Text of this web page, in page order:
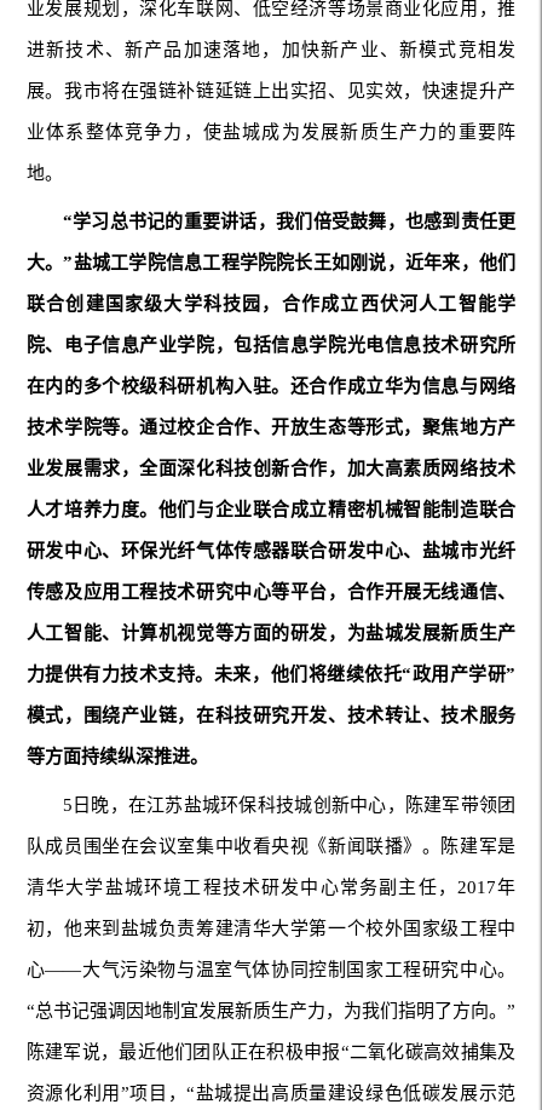
业发展规划，深化车联网、低空经济等场景商业化应用，推
进新技术、新产品加速落地，加快新产业、新模式竞相发
展。我市将在强链补链延链上出实招、见实效，快速提升产
业体系整体竞争力，使盐城成为发展新质生产力的重要阵
地。
“学习总书记的重要讲话，我们倍受鼓舞，也感到责任更
大。”盐城工学院信息工程学院院长王如刚说，近年来，他们
联合创建国家级大学科技园，合作成立西伏河人工智能学
院、电子信息产业学院，包括信息学院光电信息技术研究所
在内的多个校级科研机构入驻。还合作成立华为信息与网络
技术学院等。通过校企合作、开放生态等形式，聚焦地方产
业发展需求，全面深化科技创新合作，加大高素质网络技术
人才培养力度。他们与企业联合成立精密机械智能制造联合
研发中心、环保光纤气体传感器联合研发中心、盐城市光纤
传感及应用工程技术研究中心等平台，合作开展无线通信、
人工智能、计算机视觉等方面的研发，为盐城发展新质生产
力提供有力技术支持。未来，他们将继续依托“政用产学研”
模式，围绕产业链，在科技研究开发、技术转让、技术服务
等方面持续纵深推进。
5日晚，在江苏盐城环保科技城创新中心，陈建军带领团
队成员围坐在会议室集中收看央视《新闻联播》。陈建军是
清华大学盐城环境工程技术研发中心常务副主任，2017年
初，他来到盐城负责筹建清华大学第一个校外国家级工程中
心——大气污染物与温室气体协同控制国家工程研究中心。
“总书记强调因地制宜发展新质生产力，为我们指明了方向。”
陈建军说，最近他们团队正在积极申报“二氧化碳高效捕集及
资源化利用”项目，“盐城提出高质量建设绿色低碳发展示范